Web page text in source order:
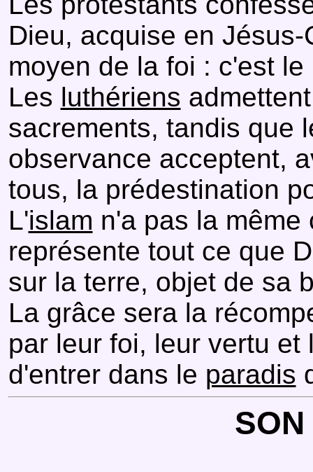
Dieu, acquise en
moyen de la foi : c'est
Les luthériens
sacrements, tandis que
observance acceptent,
tous, la prédestination
L'islam n'a pas la
représente tout ce que
sur la terre, objet de sa
La grâce sera la
par leur foi, leur vertu
d'entrer dans le paradis